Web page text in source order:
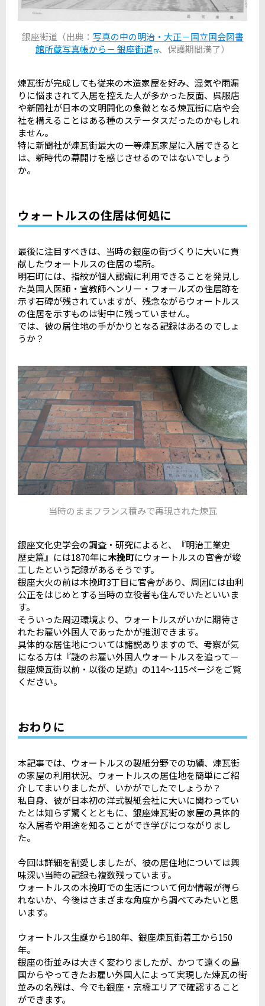
銀座街道（出典： 写真の中の明治・大正－国立国会図書
館所蔵写真帳から－ 銀座街道 、保護期間満了）
煉瓦街が完成しても従来の木造家屋を好み、湿気や雨漏
りに悩まされて入居を控えた人が多かった反面、呉服店
や新聞社が日本の文明開化の象徴となる煉瓦街に店や会
社を構えることはある種のステータスだったのかもしれ
ません。
特に新聞社が煉瓦街最大の一等煉瓦家屋に入居できると
は、新時代の幕開けを感じさせるのではないでしょう
か。
ウォートルスの住居は何処に
最後に注目すべきは、当時の銀座の街づくりに大いに貢
献したウォートルスの住居の場所。
明石町には、指紋が個人認識に利用できることを発見し
た英国人医師・宣教師ヘンリー・フォールズの住居跡を
示す石碑が残されていますが、残念ながらウォートルス
の住居を示すものは街中に残っていません。
では、彼の居住地の手がかりとなる記録はあるのでしょ
うか？
当時のままフランス積みで再現された煉瓦
銀座文化史学会の調査・研究によると、『明治工業史
歴史篇』には1870年に木挽町にウォートルスの官舎が竣
工したという記録があるそうです。
銀座大火の前は木挽町3丁目に官舎があり、周囲には由利
公正をはじめとする当時の立役者も住んでいたといいま
す。
そういった周辺環境より、ウォートルスがいかに期待さ
れたお雇い外国人であったかが推測できます。
具体的な居住地については諸説ありますので、考察が気
になる方は『謎のお雇い外国人ウォートルスを追って－
銀座煉瓦街以前・以後の足跡』の114～115ページをご覧
ください。
おわりに
本記事では、ウォートルスの製紙分野での功績、煉瓦街
の家屋の利用状況、ウォートルスの居住地を簡単にご紹
介してまいりましたが、いかがでしたでしょうか？
私自身、彼が日本初の洋式製紙会社に大いに関わってい
たとは知らず驚くとともに、銀座煉瓦街の家屋の具体的
な入居者や用途を知ることができ学びにつながりまし
た。
今回は詳細を割愛しましたが、彼の居住地については興
味深い当時の記録も複数残っています。
ウォートルスの木挽町での生活について何か情報が得ら
れないか、今後はさまざまな角度から調べてみたいと思
います。
ウォートルス生誕から180年、銀座煉瓦街着工から150
年。
銀座の街並みは大きく変わりましたが、かつて遠くの島
国からやってきたお雇い外国人によって実現した煉瓦の街
並みの名残は、今でも銀座・京橋エリアで確認すること
ができます。